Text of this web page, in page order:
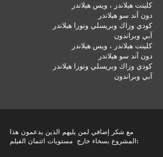
كلينت هيلاندر ، ويس هيلاندر
دون آند سو هيلاندر
كودي وزاك وبريسلي ونورا هيلاندر
آبي وبراندون
كلينت هيلاندر ، ويس هيلاندر
دون آند سو هيلاندر
كودي وزاك وبريسلي ونورا هيلاندر
آبي وبراندون
مع شكر إضافي لمن يليهم الذين يدعمون هذا
المشروع بسخاء خارج مستويات ائتمان الفيلم: